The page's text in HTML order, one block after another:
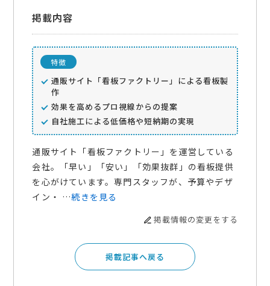
掲載内容
特徴
通販サイト「看板ファクトリー」による看板製
作
効果を高めるプロ視線からの提案
自社施工による低価格や短納期の実現
通販サイト「看板ファクトリー」を運営している
会社。「早い」「安い」「効果抜群」の看板提供
を心がけています。専門スタッフが、予算やデザ
イン・ …続きを見る
掲載情報の変更をする
掲載記事へ戻る